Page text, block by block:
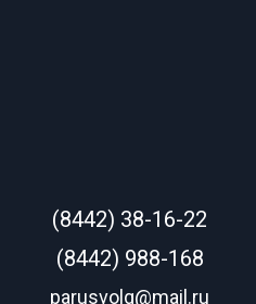
(8442) 38-16-22
(8442) 988-168
parusvolg@mail.ru